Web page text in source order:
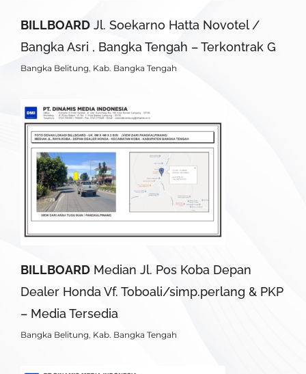
BILLBOARD Jl. Soekarno Hatta Novotel /
Bangka Asri , Bangka Tengah – Terkontrak G
Bangka Belitung Kab. Bangka Tengah
BILLBOARD Median Jl. Pos Koba Depan
Dealer Honda Vf. Toboali/simp.perlang & PKP
– Media Tersedia
Bangka Belitung Kab. Bangka Tengah